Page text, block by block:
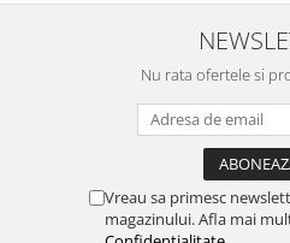
Nu rata ofertele si
Vreau sa primesc
magazinului. Afla mai